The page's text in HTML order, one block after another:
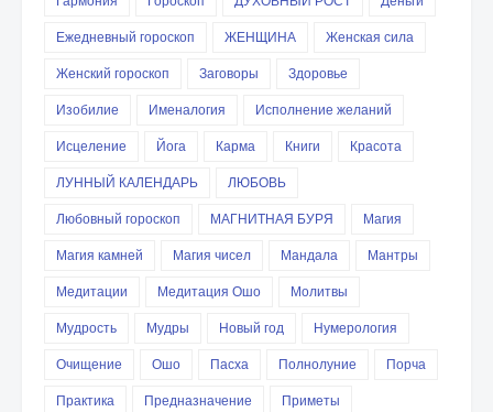
Ежедневный гороскоп
ЖЕНЩИНА
Женская сила
Женский гороскоп
Заговоры
Здоровье
Изобилие
Именалогия
Исполнение желаний
Исцеление
Йога Карма Книги
Красота
ЛУННЫЙ КАЛЕНДАРЬ
ЛЮБОВЬ
Любовный гороскоп
МАГНИТНАЯ БУРЯ
Магия
Магия камней
Магия чисел Мандала
Мантры
Медитации
Медитация Ошо
Молитвы
Мудрость
Мудры Новый год
Нумерология
Очищение
Ошо Пасха Полнолуние
Порча
Практика
Предназначение
Приметы